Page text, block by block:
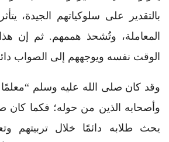
بالتقدير على سلوكياتهم الجيدة،
المعاملة، وتُشحذ هممهم. ثم إن
الوقت نفسه ويوجههم إلى الصواب
وقد كان صلى الله عليه وسلم “معلمًا
وأصحابه الذين من حوله؛ فكما كان
يحث طلابه دائمًا خلال تربيتهم